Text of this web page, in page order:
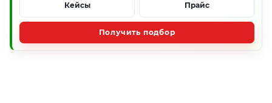
Кейсы Прайс
Получить подбор